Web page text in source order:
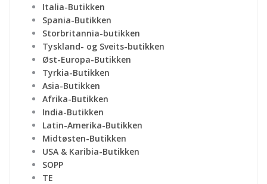
Italia-Butikken
Spania-Butikken
Storbritannia-butikken
Tyskland- og Sveits-butikken
Øst-Europa-Butikken
Tyrkia-Butikken
Asia-Butikken
Afrika-Butikken
India-Butikken
Latin-Amerika-Butikken
Midtøsten-Butikken
USA & Karibia-Butikken
SOPP
TE